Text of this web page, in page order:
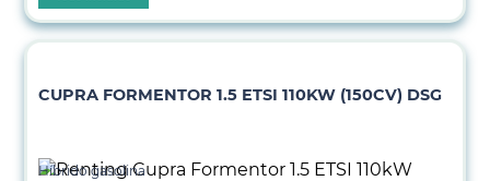
CUPRA FORMENTOR 1.5 ETSI 110KW (150CV) DSG
Híbrido gasolina